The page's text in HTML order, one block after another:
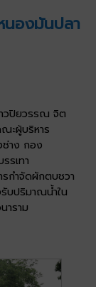
องมันปลา
วปิยวรรณ จิต
ะผู้บริหาร
ช่าง กอง
รเทา
กำจัดผักตบชวา
รับปริมาณน้ำใน
ราม